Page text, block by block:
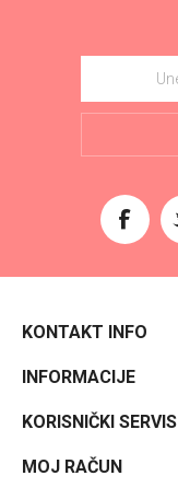
KONTAKT INFO
INFORMACIJE
KORISNIČKI SERVIS
MOJ RAČUN